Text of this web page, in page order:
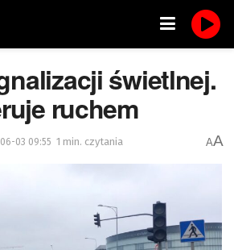
świetlnej.
ruchem
03 09:55 1 min. czytania AA